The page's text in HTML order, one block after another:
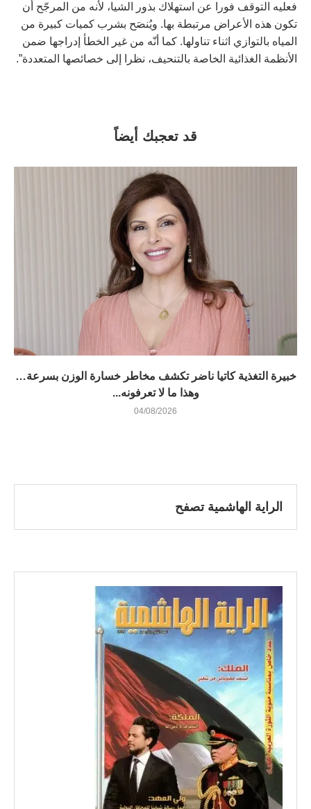
فعليه التوقف فورا عن استهلاك بذور الشيا، لأنه من المرجّح أن
تكون هذه الأعراض مرتبطة بها. ويُنصَح بشرب كميات كبيرة من
المياه بالتوازي اثناء تناولها. كما أنّه من غير الخطأ إدراجها ضمن
الأنظمة الغذائية الخاصة بالتنحيف، نظرا إلى خصائصها المتعددة”.
قد تعجبك أيضاً
خبيرة التغذية كاتيا ناضر تكشف مخاطر خسارة الوزن بسرعة…
وهذا ما لا تعرفونه...
04/08/2026
الراية الهاشمية تصفح